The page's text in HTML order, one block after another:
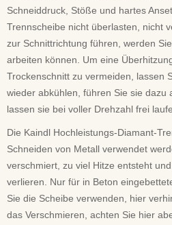
Schneiddruck, Stöße und hartes
Trennscheibe nicht überlasten, nicht
zur Schnittrichtung führen, werden
arbeiten können. Um eine
Trockenschnitt zu vermeiden, lassen
wieder abkühlen, führen Sie sie dazu
lassen sie bei voller Drehzahl frei
Die Kaindl Hochleistungs-Diamant-
Schneiden von Metall verwendet
verschmiert, zu viel Hitze entsteht
verlieren. Nur für in Beton
Sie die Scheibe verwenden, hier
das Verschmieren, achten Sie hier